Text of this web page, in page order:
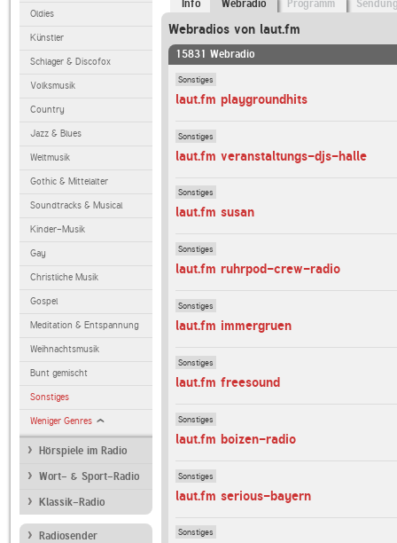
Oldies
Künstler
Schlager & Discofox
Volksmusik
Country
Jazz & Blues
Weltmusik
Gothic & Mittelalter
Soundtracks & Musical
Kinder-Musik
Gay
Christliche Musik
Gospel
Meditation & Entspannung
Weihnachtsmusik
Bunt gemischt
Sonstiges
Weniger Genres
Hörspiele im Radio
Wort- & Sport-Radio
Klassik-Radio
Radiosender
Info Webradio Programm
Webradios von laut.fm
15831 Webradio
Sonstiges
laut.fm playgroundhits
Sonstiges
laut.fm veranstaltungs-djs-halle
Sonstiges
laut.fm susan
Sonstiges
laut.fm ruhrpod-crew-radio
Sonstiges
laut.fm immergruen
Sonstiges
laut.fm freesound
Sonstiges
laut.fm boizen-radio
Sonstiges
laut.fm serious-bayern
Sonstiges